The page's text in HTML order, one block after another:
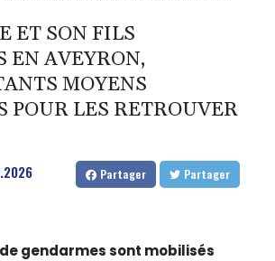
ET SON FILS
EN AVEYRON,
MOYENS
POUR LES RETROUVER
Partager Partager
gendarmes sont mobilisés